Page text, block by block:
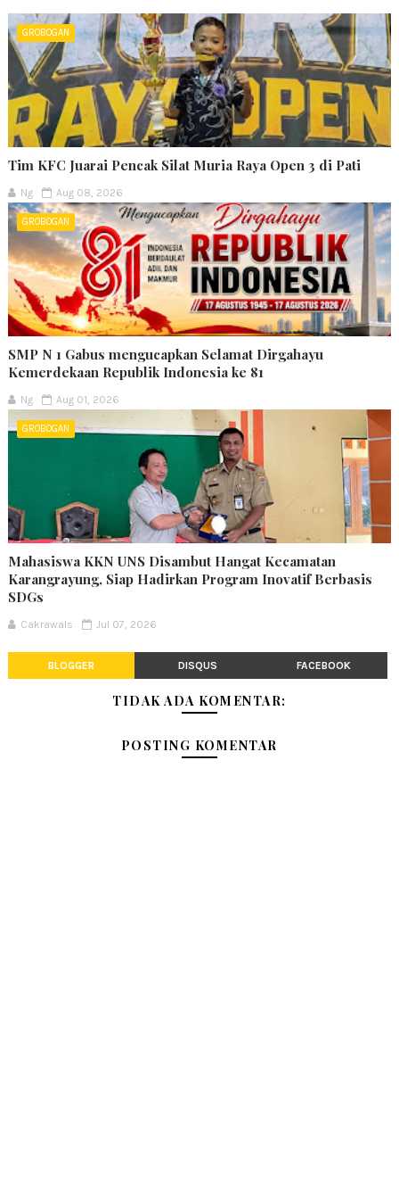
GROBOGAN
Tim KFC Juarai Pencak Silat Muria Raya Open 3 di Pati
Ng Aug 08, 2026
GROBOGAN
SMP N 1 Gabus mengucapkan Selamat Dirgahayu
Kemerdekaan Republik Indonesia ke 81
Ng Aug 01, 2026
GROBOGAN
Mahasiswa KKN UNS Disambut Hangat Kecamatan
Karangrayung, Siap Hadirkan Program Inovatif Berbasis
SDGs
Cakrawals Jul 07, 2026
BLOGGER DISQUS FACEBOOK
TIDAK ADA KOMENTAR:
POSTING KOMENTAR